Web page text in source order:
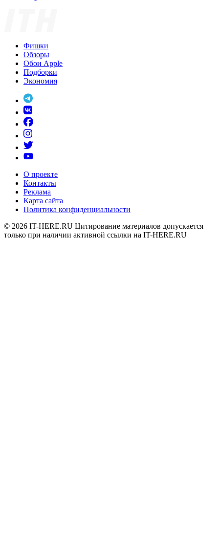
Фишки
Обзоры
Обои Apple
Подборки
Экономия
О проекте
Контакты
Реклама
Карта сайта
Политика конфиденциальности
© 2026 IT-HERE.RU Цитирование материалов допускается
только при наличии активной ссылки на IT-HERE.RU